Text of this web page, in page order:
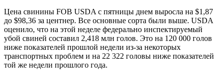
Цена свинины FOB USDA с пятницы днем ​​выросла на $1,87
до $98,36 за центнер. Все основные сорта были выше. USDA
оценило, что на этой неделе федерально инспектируемый
убой свиней составил 2,418 млн голов. Это на 120 000 голов
ниже показателей прошлой недели из-за некоторых
транспортных проблем и на 22 322 головы ниже показателей
той же недели прошлого года.